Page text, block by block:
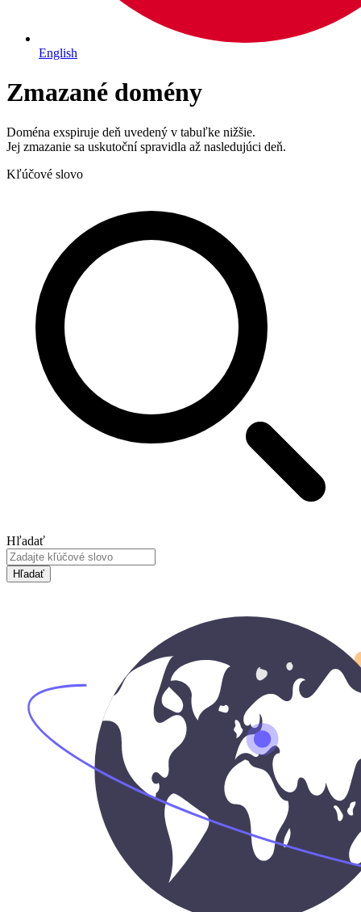
English
Zmazané domény
Doména exspiruje deň uvedený v tabuľke nižšie.
Jej zmazanie sa uskutoční spravidla až nasledujúci deň.
Kľúčové slovo
Hľadať
Hľadať